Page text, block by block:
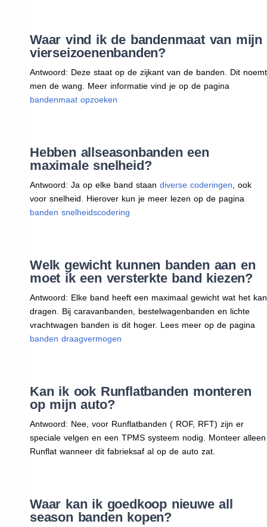
Waar vind ik de bandenmaat van mijn
vierseizoenenbanden?
Antwoord: Deze staat op de zijkant van de banden. Dit noemt
men de wang. Meer informatie vind je op de pagina
bandenmaat opzoeken
Hebben allseasonbanden een
maximale snelheid?
Antwoord: Ja op elke band staan diverse coderingen , ook
voor snelheid. Hierover kun je meer lezen op de pagina
banden snelheidscodering
Welk gewicht kunnen banden aan en
moet ik een versterkte band kiezen?
Antwoord: Elke band heeft een maximaal gewicht wat het kan
dragen. Bij caravanbanden, bestelwagenbanden en lichte
vrachtwagen banden is dit hoger. Lees meer op de pagina
banden draagvermogen
Kan ik ook Runflatbanden monteren
op mijn auto?
Antwoord: Nee, voor Runflatbanden ( ROF, RFT) zijn er
speciale velgen en een TPMS systeem nodig. Monteer alleen
Runflat wanneer dit fabrieksaf al op de auto zat.
Waar kan ik goedkoop nieuwe all
season banden kopen?